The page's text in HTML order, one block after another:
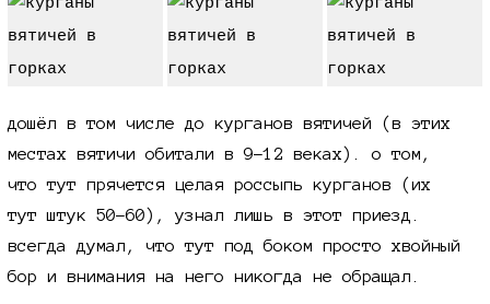
дошёл в том числе до курганов вятичей (в этих
местах вятичи обитали в9-12 веках). о том,
что тут прячется целая россыпь курганов (их
тут штук 50-60), узнал лишь в этот приезд.
всегда думал, что тут под боком просто хвойный
бор и внимания на него никогда не обращал.